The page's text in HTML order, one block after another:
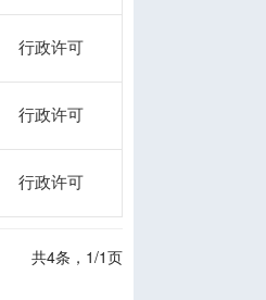
行政许可
行政许可
行政许可
共4条，1/1页